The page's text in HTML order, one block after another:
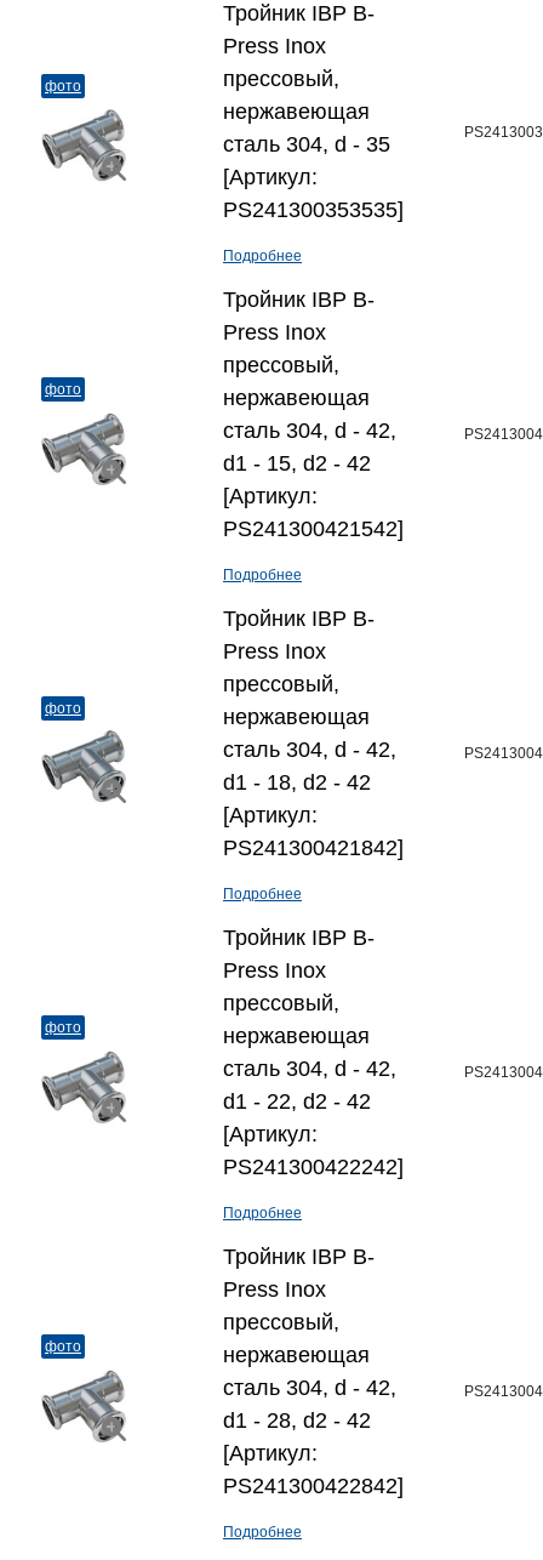
фото
Тройник IBP B-
Press Inox
прессовый,
нержавеющая
сталь 304, d - 35
[Артикул:
PS241300353535]
Подробнее
фото
Тройник IBP B-
Press Inox
прессовый,
нержавеющая
сталь 304, d - 42,
d1 - 15, d2 - 42
[Артикул:
PS241300421542]
Подробнее
фото
Тройник IBP B-
Press Inox
прессовый,
нержавеющая
сталь 304, d - 42,
d1 - 18, d2 - 42
[Артикул:
PS241300421842]
Подробнее
фото
Тройник IBP B-
Press Inox
прессовый,
нержавеющая
сталь 304, d - 42,
d1 - 22, d2 - 42
[Артикул:
PS241300422242]
Подробнее
фото
Тройник IBP B-
Press Inox
прессовый,
нержавеющая
сталь 304, d - 42,
d1 - 28, d2 - 42
[Артикул:
PS241300422842]
Подробнее